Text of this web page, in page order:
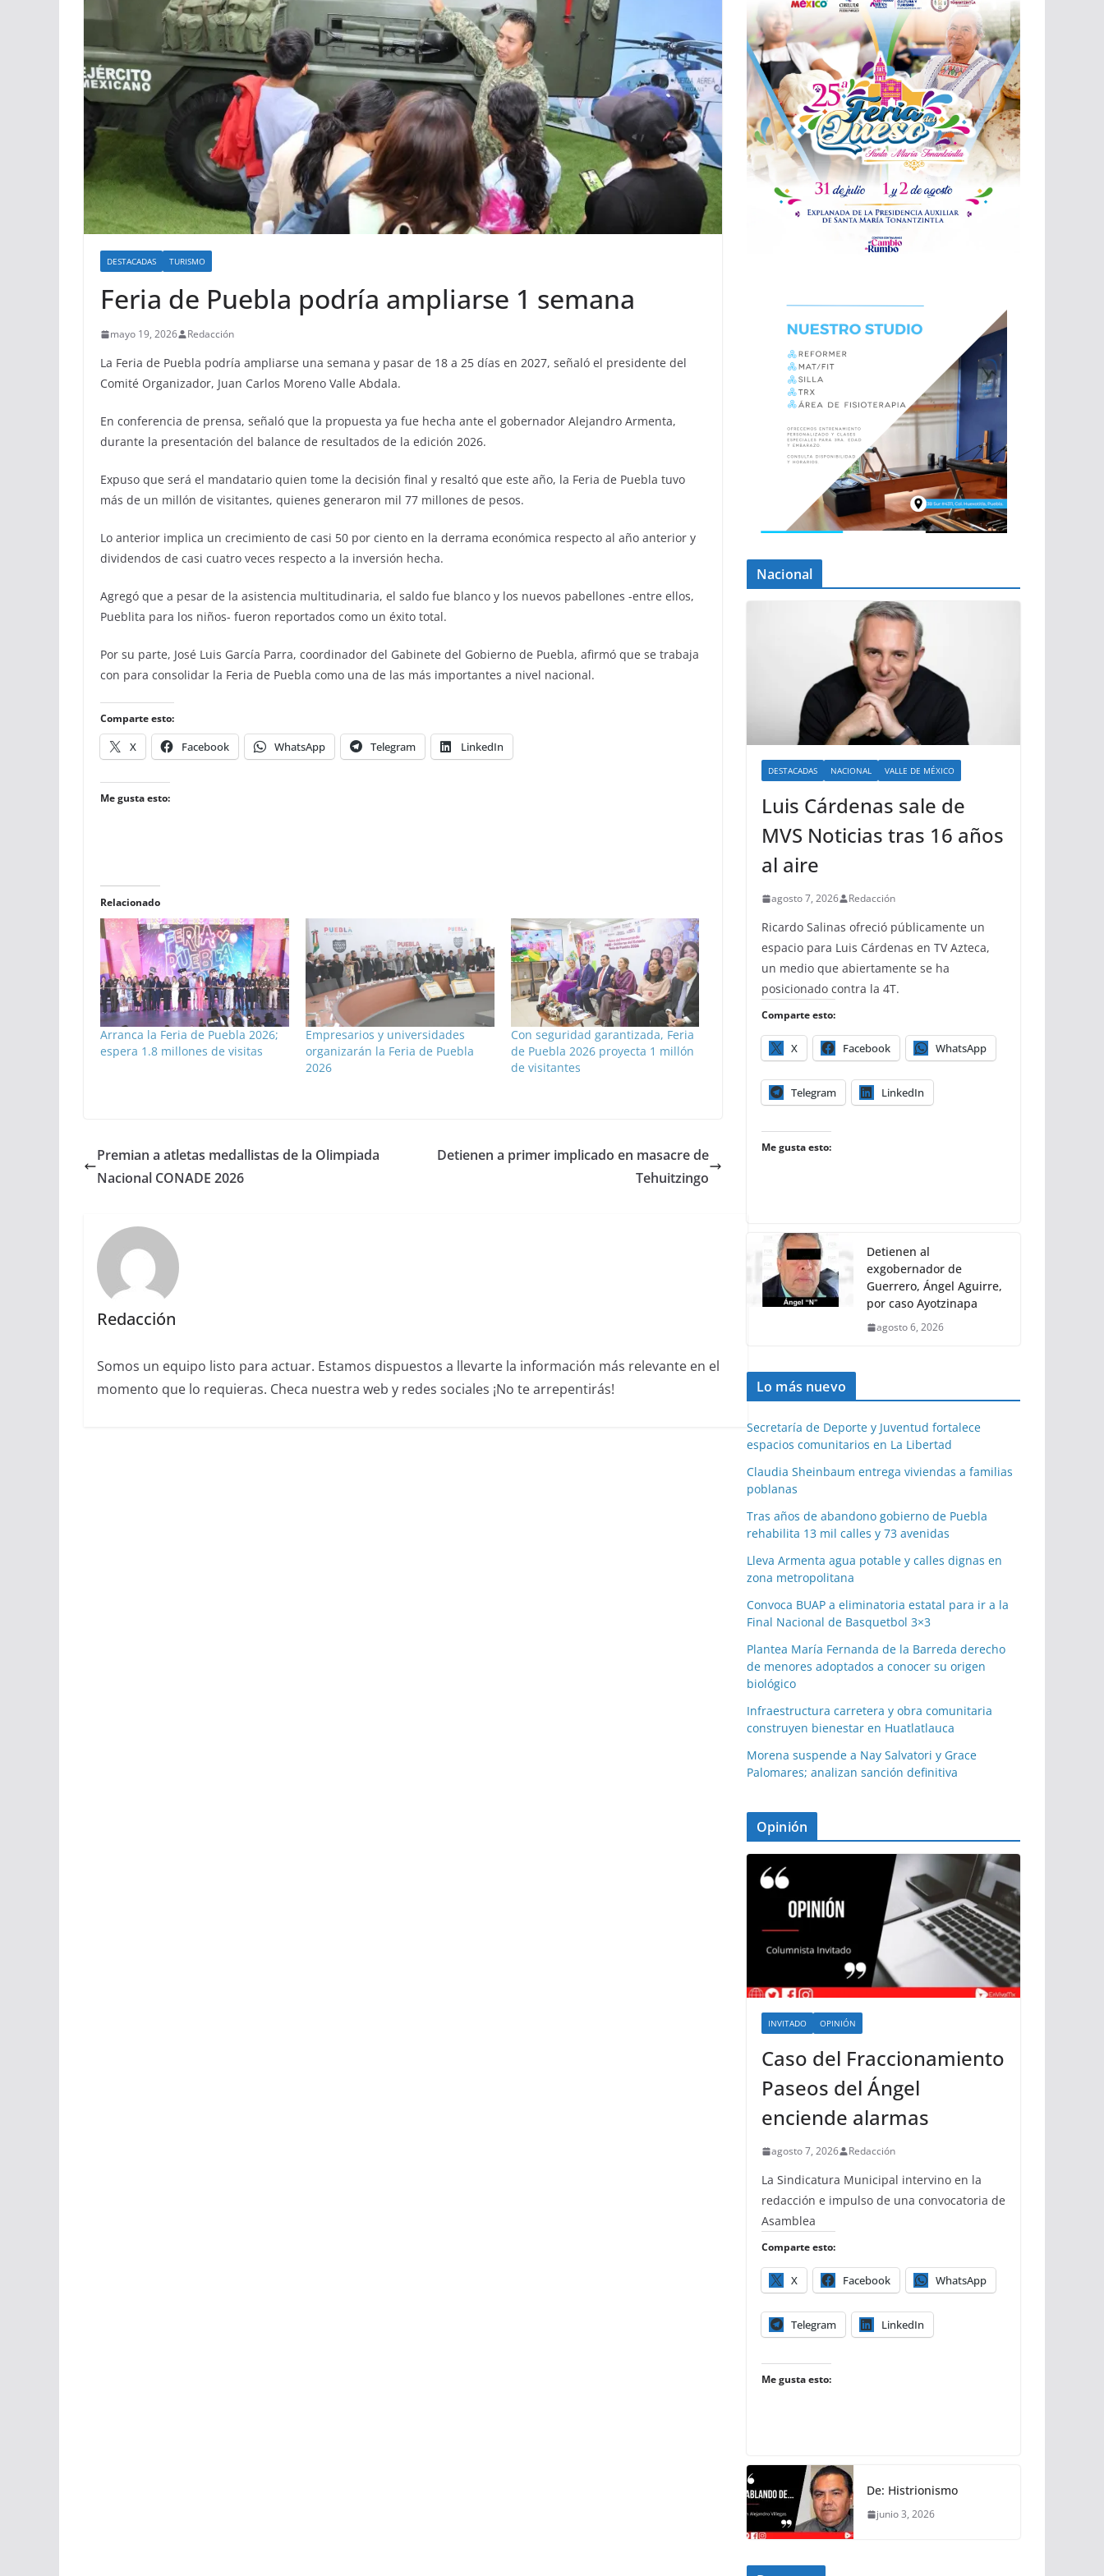
DESTACADAS TURISMO
Feria de Puebla podría ampliarse 1 semana
mayo 19, 2026 Redacción
La Feria de Puebla podría ampliarse una semana y pasar de 18 a 25 días en 2027, señaló el presidente del
Comité Organizador, Juan Carlos Moreno Valle Abdala.
En conferencia de prensa, señaló que la propuesta ya fue hecha ante el gobernador Alejandro Armenta,
durante la presentación del balance de resultados de la edición 2026.
Expuso que será el mandatario quien tome la decisión final y resaltó que este año, la Feria de Puebla tuvo
más de un millón de visitantes, quienes generaron mil 77 millones de pesos.
Lo anterior implica un crecimiento de casi 50 por ciento en la derrama económica respecto al año anterior y
dividendos de casi cuatro veces respecto a la inversión hecha.
Agregó que a pesar de la asistencia multitudinaria, el saldo fue blanco y los nuevos pabellones -entre ellos,
Pueblita para los niños- fueron reportados como un éxito total.
Por su parte, José Luis García Parra, coordinador del Gabinete del Gobierno de Puebla, afirmó que se trabaja
con para consolidar la Feria de Puebla como una de las más importantes a nivel nacional.
Comparte esto:
X Facebook WhatsApp Telegram LinkedIn
Me gusta esto:
Relacionado
Arranca la Feria de Puebla 2026;
espera 1.8 millones de visitas
Empresarios y universidades
organizarán la Feria de Puebla
2026
Con seguridad garantizada, Feria
de Puebla 2026 proyecta 1 millón
de visitantes
Premian a atletas medallistas de la Olimpiada
Nacional CONADE 2026
Detienen a primer implicado en masacre de
Tehuitzingo
Redacción
Somos un equipo listo para actuar. Estamos dispuestos a llevarte la información más relevante en el
momento que lo requieras. Checa nuestra web y redes sociales ¡No te arrepentirás!
Nacional
DESTACADAS NACIONAL VALLE DE MÉXICO
Luis Cárdenas sale de
MVS Noticias tras 16 años
al aire
agosto 7, 2026 Redacción
Ricardo Salinas ofreció públicamente un
espacio para Luis Cárdenas en TV Azteca,
un medio que abiertamente se ha
posicionado contra la 4T.
Comparte esto:
X Facebook WhatsApp
Telegram LinkedIn
Me gusta esto:
Detienen al
exgobernador de
Guerrero, Ángel Aguirre,
por caso Ayotzinapa
agosto 6, 2026
Lo más nuevo
Secretaría de Deporte y Juventud fortalece
espacios comunitarios en La Libertad
Claudia Sheinbaum entrega viviendas a familias
poblanas
Tras años de abandono gobierno de Puebla
rehabilita 13 mil calles y 73 avenidas
Lleva Armenta agua potable y calles dignas en
zona metropolitana
Convoca BUAP a eliminatoria estatal para ir a la
Final Nacional de Basquetbol 3×3
Plantea María Fernanda de la Barreda derecho
de menores adoptados a conocer su origen
biológico
Infraestructura carretera y obra comunitaria
construyen bienestar en Huatlatlauca
Morena suspende a Nay Salvatori y Grace
Palomares; analizan sanción definitiva
Opinión
INVITADO OPINIÓN
Caso del Fraccionamiento
Paseos del Ángel
enciende alarmas
agosto 7, 2026 Redacción
La Sindicatura Municipal intervino en la
redacción e impulso de una convocatoria de
Asamblea
Comparte esto:
X Facebook WhatsApp
Telegram LinkedIn
Me gusta esto:
De: Histrionismo
junio 3, 2026